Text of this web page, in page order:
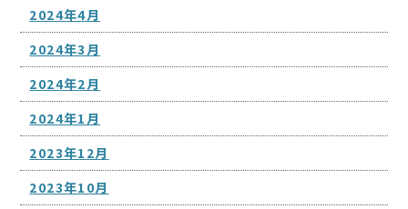
2024年4月
2024年3月
2024年2月
2024年1月
2023年12月
2023年10月